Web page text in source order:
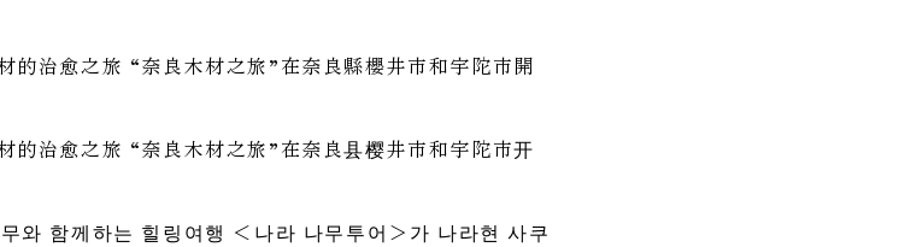
治愈之旅 “奈良木材之旅”在奈良縣櫻井市和宇陀市開
治愈之旅 “奈良木材之旅”在奈良县樱井市和宇陀市开
함께하는 힐링여행 ＜나라 나무투어＞가 나라현 사쿠